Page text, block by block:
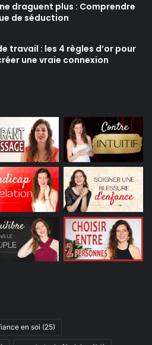
draguent plus : Comprendre
de séduction
travail : les 4 règles d’or pour
une vraie connexion
en soi (25)